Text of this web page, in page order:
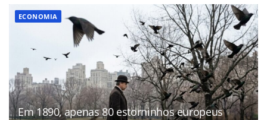
ECONOMIA
Em 1890, apenas 80 estorninhos europeus